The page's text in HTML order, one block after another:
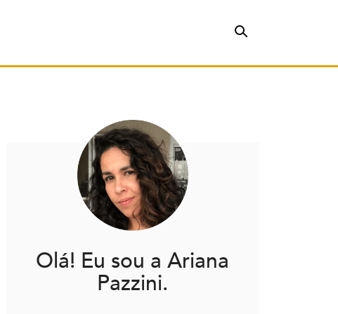
Olá! Eu sou a Ariana
Pazzini.